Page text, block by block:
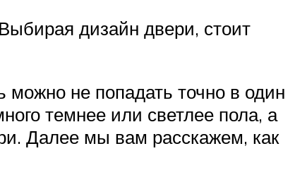
дизайн двери, стоит
не попадать точно в один
темнее или светлее пола, а
Далее мы вам расскажем, как